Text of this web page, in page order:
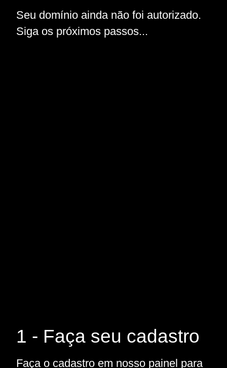
Seu domínio ainda não foi autorizado.
Siga os próximos passos...
1 - Faça seu cadastro
Faça o cadastro em nosso painel para